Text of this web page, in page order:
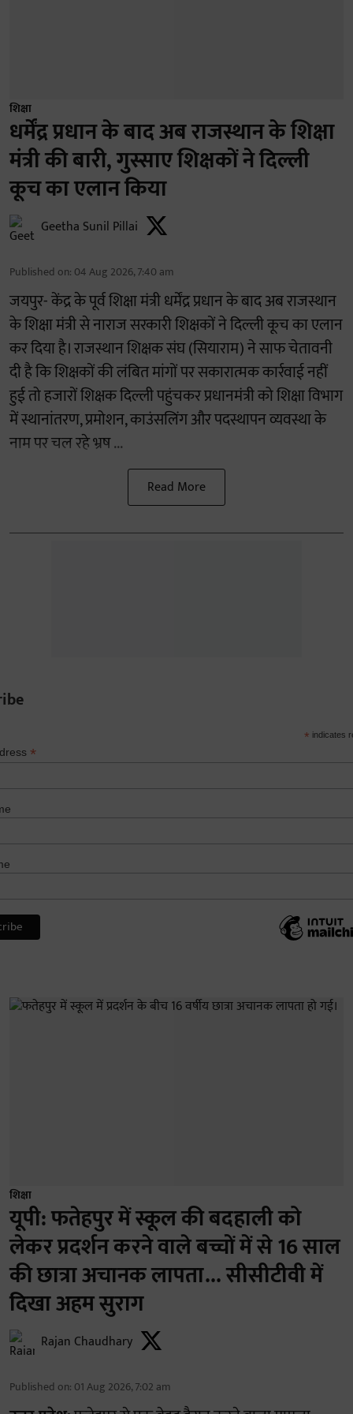
शिक्षा
धर्मेंद्र प्रधान के बाद अब राजस्थान के शिक्षा
मंत्री की बारी, गुस्साए शिक्षकों ने दिल्ली
कूच का एलान किया
Geetha Sunil Pillai
Published on: 04 Aug 2026, 7:40 am
जयपुर- केंद्र के पूर्व शिक्षा मंत्री धर्मेंद्र प्रधान के बाद अब राजस्थान
के शिक्षा मंत्री से नाराज सरकारी शिक्षकों ने दिल्ली कूच का एलान
कर दिया है। राजस्थान शिक्षक संघ (सियाराम) ने साफ चेतावनी
दी है कि शिक्षकों की लंबित मांगों पर सकारात्मक कार्रवाई नहीं
हुई तो हजारों शिक्षक दिल्ली पहुंचकर प्रधानमंत्री को शिक्षा विभाग
में स्थानांतरण, प्रमोशन, काउंसलिंग और पदस्थापन व्यवस्था के
नाम पर चल रहे भ्रष ...
Read More
* indicates
*
शिक्षा
यूपी: फतेहपुर में स्कूल की बदहाली को
लेकर प्रदर्शन करने वाले बच्चों में से 16 साल
की छात्रा अचानक लापता... सीसीटीवी में
दिखा अहम सुराग
Rajan Chaudhary
Published on: 01 Aug 2026, 7:02 am